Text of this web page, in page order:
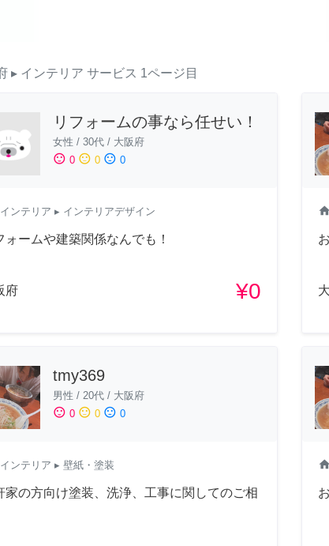
▸ インテリア サービス 1ページ目
リフォームの事なら任せい！
女性 / 30代 / 大阪府
sentiment_satisfied 0 sentiment_neutral 0 sentiment_dissatisfied 0
インテリア ▸ インテリアデザイン
ォームや建築関係なんでも！
府 ¥0
home
tmy369
男性 / 20代 / 大阪府
sentiment_satisfied 0 sentiment_neutral 0 sentiment_dissatisfied 0
インテリア ▸ 壁紙・塗装
家の方向け塗装、洗浄、工事に関してのご相
home